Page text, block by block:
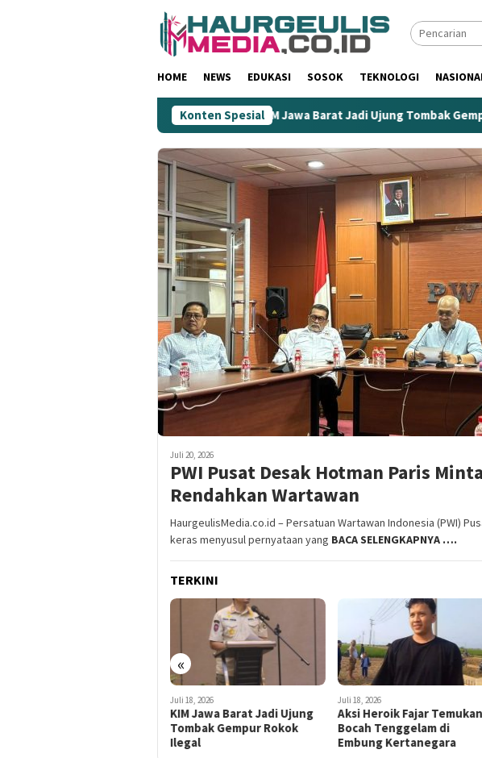
HOME NEWS EDUKASI SOSOK TEKNOLOGI
Konten Spesial
KIM Jawa Barat Jadi Ujung Tombak Gempur Rokok
Juli 20, 2026
PWI Pusat Desak Hotman Paris
Rendahkan Wartawan
HaurgeulisMedia.co.id – Persatuan Wartawan Indonesia (PWI)
keras menyusul pernyataan yang BACA SELENGKAPNYA ….
TERKINI
«
Juli 18, 2026
Aksi Heroik Fajar Temukan
Bocah Tenggelam di
Embung Kertanegara
Juli 17, 2026
Embung Kertanegara
Memakan Korban,
Tahun Tewas